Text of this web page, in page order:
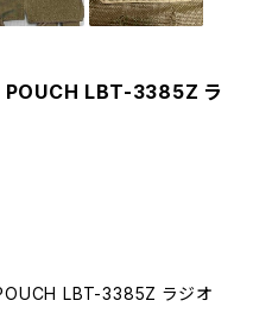
POUCH LBT-3385Z ラ
LBT-3385Z ラジオ